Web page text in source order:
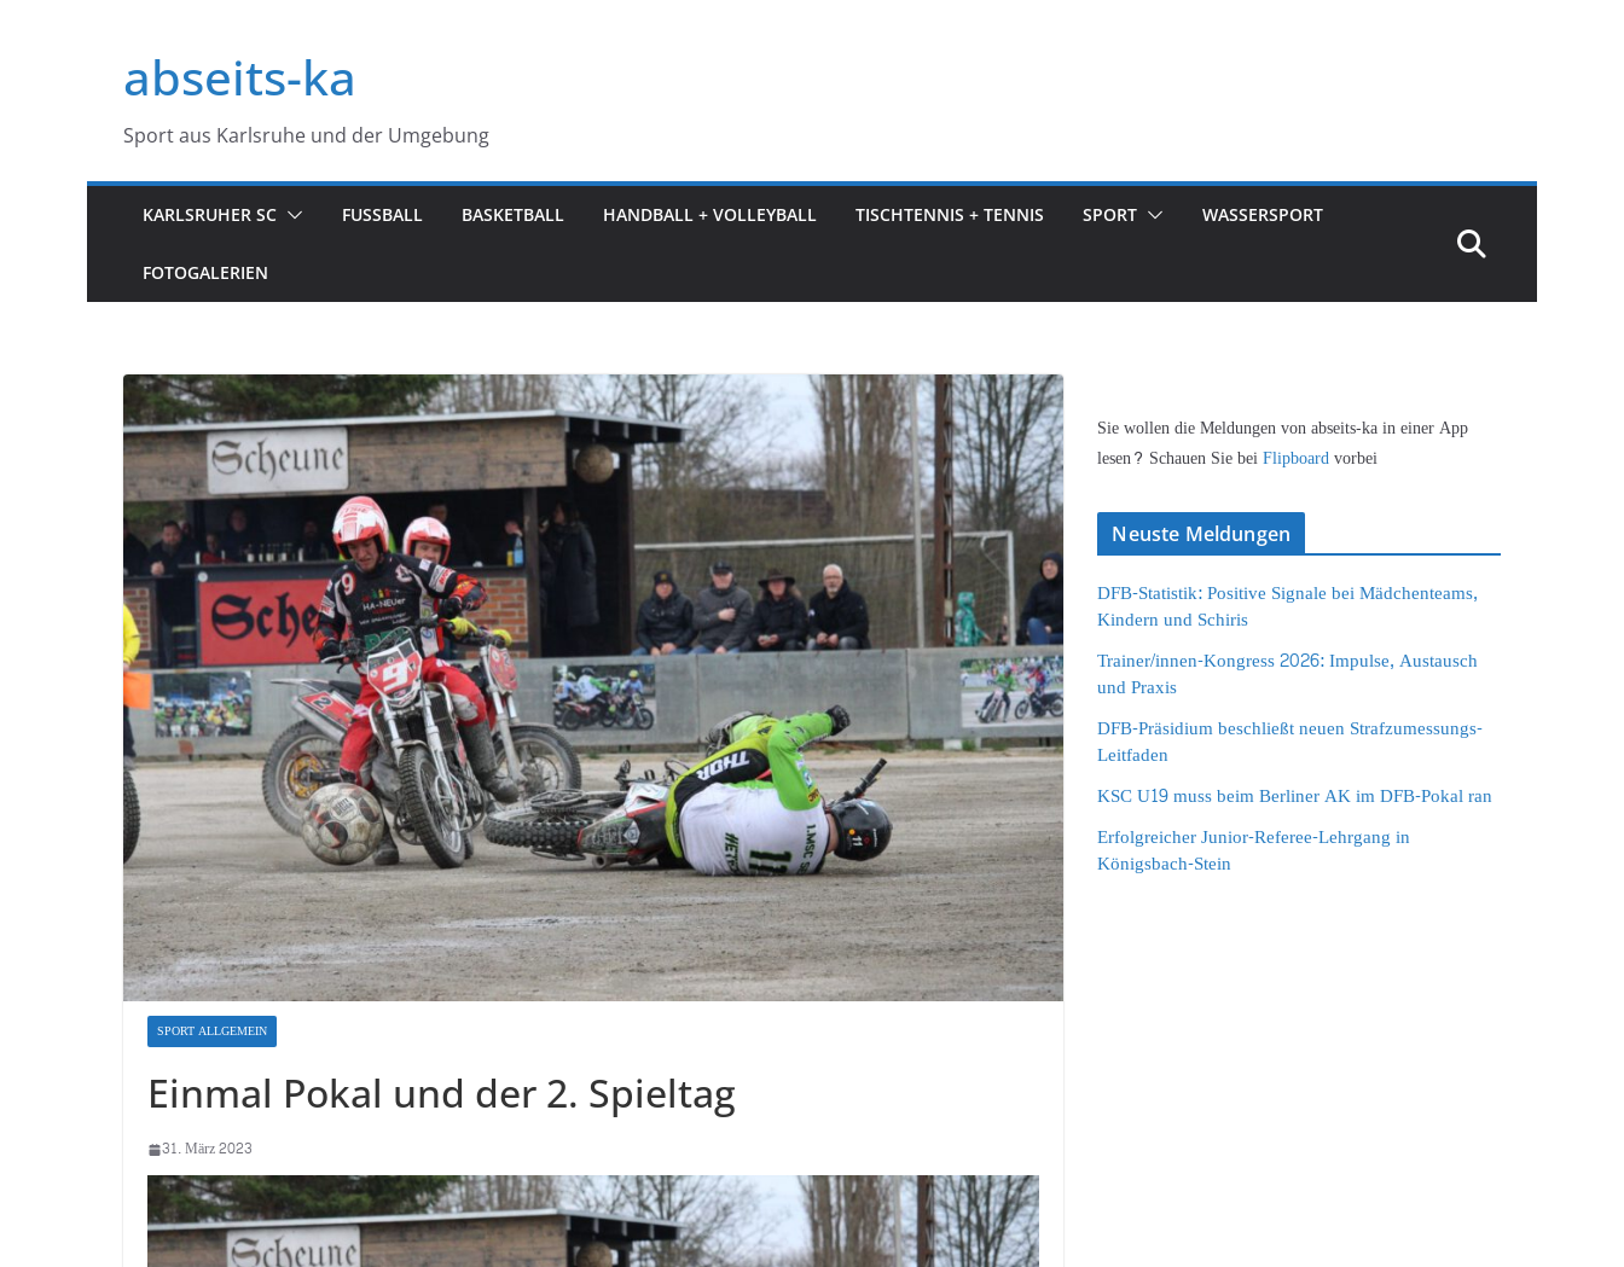
springenabseits-ka
Sport aus Karlsruhe und der Umgebung
KARLSRUHER SC FUSSBALL BASKETBALL HANDBALL + VOLLEYBALL TISCHTENNIS + TENNIS SPORT WASSERSPORT
FOTOGALERIEN
SPORT ALLGEMEIN
Einmal Pokal und der 2. Spieltag
31. März 2023
Sie wollen die Meldungen von abseits-ka in einer App
lesen? Schauen Sie beiFlipboardvorbei
Neuste Meldungen
DFB-Statistik: Positive Signale bei Mädchenteams,
Kindern und Schiris
Trainer/innen-Kongress 2026: Impulse, Austausch
und Praxis
DFB-Präsidium beschließt neuen Strafzumessungs-
Leitfaden
KSC U19 muss beim Berliner AK im DFB-Pokal ran
Erfolgreicher Junior-Referee-Lehrgang in
Königsbach-Stein